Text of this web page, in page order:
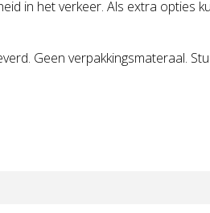
in het verkeer. Als extra opties
Geen verpakkingsmateraal.